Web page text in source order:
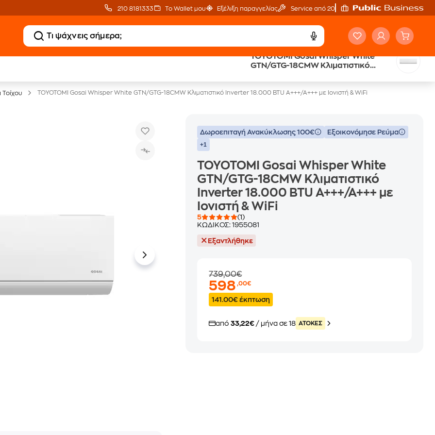
210 8181333 Το Wallet μου Εξέλιξη παραγγελίας Service από 20'
TOYOTOMI Gosai Whisper White
GTN/GTG-18CMW Κλιματιστικό
Ιονιστή & WiFi
Άτοκες Δόσεις
Τοίχου TOYOTOMI Gosai Whisper White GTN/GTG-18CMW Κλιματιστικό Inverter 18.000 BTU A+++/A+++ με Ιονιστή & WiFi
Δωροεπιταγή Ανακύκλωσης 100€
Εξοικονόμησε Ρεύμα
+1
TOYOTOMI Gosai Whisper White
GTN/GTG-18CMW Κλιματιστικό
Inverter 18.000 BTU A+++/A+++ με
Ιονιστή & WiFi
5
(1)
ΚΩΔΙΚΟΣ:1955081
Εξαντλήθηκε
739,00€
598,00€
141.00€ έκπτωση
από33,22€ / μήνα σε 18 ATOKEΣ